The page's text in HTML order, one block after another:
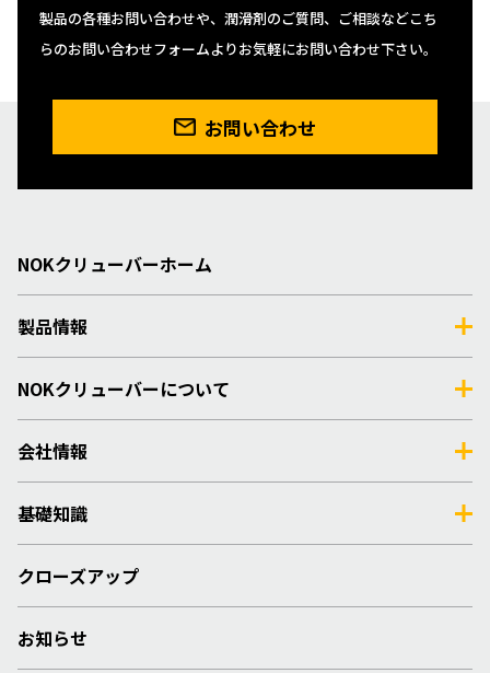
製品の各種お問い合わせや、潤滑剤のご質問、ご相談などこち
らのお問い合わせフォームよりお気軽にお問い合わせ下さい。
お問い合わせ
NOKクリューバーホーム
製品情報
NOKクリューバーについて
会社情報
基礎知識
クローズアップ
お知らせ